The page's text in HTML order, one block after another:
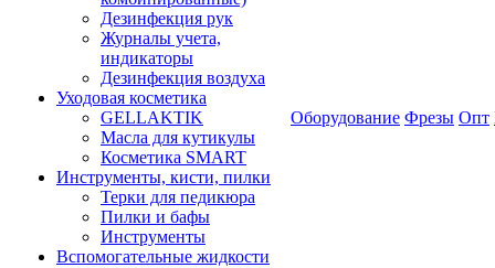
Дезинфекция рук
Журналы учета,
индикаторы
Дезинфекция воздуха
Уходовая косметика
GELLAKTIK
Масла для кутикулы
Косметика SMART
Инструменты, кисти, пилки
Терки для педикюра
Пилки и бафы
Инструменты
Вспомогательные жидкости
Оборудование Фрезы Опт